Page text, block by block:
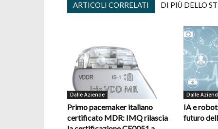
ARTICOLI CORRELATI DI PIÙ DELLO
Dalle Aziende
Primo pacemaker italiano
certificato MDR: IMQ rilascia
Dalle
IA e
futuro